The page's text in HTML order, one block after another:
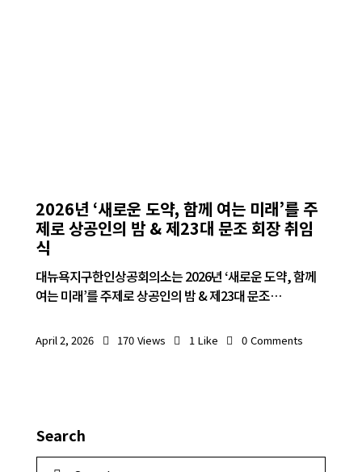
2026년 ‘새로운 도약, 함께 여는 미래’를 주
제로 상공인의 밤 & 제23대 문조 회장 취임
식
대뉴욕지구한인상공회의소는 2026년 ‘새로운 도약, 함께
여는 미래’를 주제로 상공인의 밤 & 제23대 문조…
April 2, 2026 170 Views 1 Like 0 Comments
Search